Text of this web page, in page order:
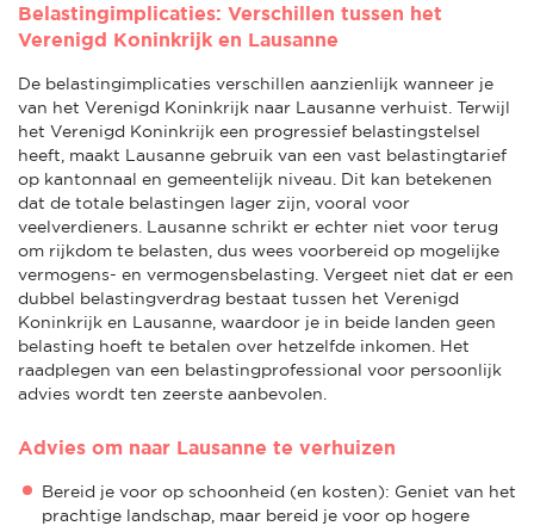
Belastingimplicaties: Verschillen tussen het
Verenigd Koninkrijk en Lausanne
De belastingimplicaties verschillen aanzienlijk wanneer je
van het Verenigd Koninkrijk naar Lausanne verhuist. Terwijl
het Verenigd Koninkrijk een progressief belastingstelsel
heeft, maakt Lausanne gebruik van een vast belastingtarief
op kantonnaal en gemeentelijk niveau. Dit kan betekenen
dat de totale belastingen lager zijn, vooral voor
veelverdieners. Lausanne schrikt er echter niet voor terug
om rijkdom te belasten, dus wees voorbereid op mogelijke
vermogens- en vermogensbelasting. Vergeet niet dat er een
dubbel belastingverdrag bestaat tussen het Verenigd
Koninkrijk en Lausanne, waardoor je in beide landen geen
belasting hoeft te betalen over hetzelfde inkomen. Het
raadplegen van een belastingprofessional voor persoonlijk
advies wordt ten zeerste aanbevolen.
Advies om naar Lausanne te verhuizen
Bereid je voor op schoonheid (en kosten): Geniet van het
prachtige landschap, maar bereid je voor op hogere